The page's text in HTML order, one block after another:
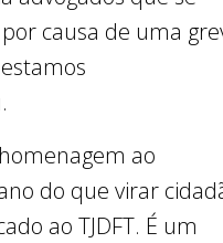
causa de uma
ao
do que virar
ao TJDFT. É um